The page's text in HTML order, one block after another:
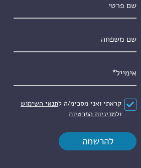
הסכם*
קראתי ואני מסכימ/ה לתנאי השימוש
ולמדיניות הפרטיות